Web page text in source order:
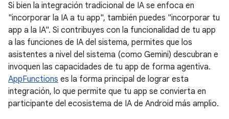
Si bien la integración tradicional de IA se enfoca en
"incorporar la IA a tu app", también puedes "incorporar tu
app a la IA". Si contribuyes con la funcionalidad de tu app
a las funciones de IA del sistema, permites que los
asistentes a nivel del sistema (como Gemini) descubran e
invoquen las capacidades de tu app de forma agentiva.
AppFunctions es la forma principal de lograr esta
integración, lo que permite que tu app se convierta en
participante del ecosistema de IA de Android más amplio.